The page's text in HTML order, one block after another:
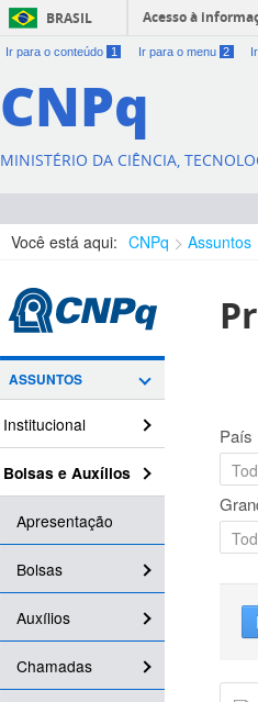
BRASIL Acesso à
Ir para o conteúdo 1 Ir para o menu 2
CNPq
MINISTÉRIO DA CIÊNCIA,
Você está aqui: CNPq Assuntos
ASSUNTOS
Institucional
Bolsas e Auxílios
Apresentação
Bolsas
Auxílios
Chamadas
País